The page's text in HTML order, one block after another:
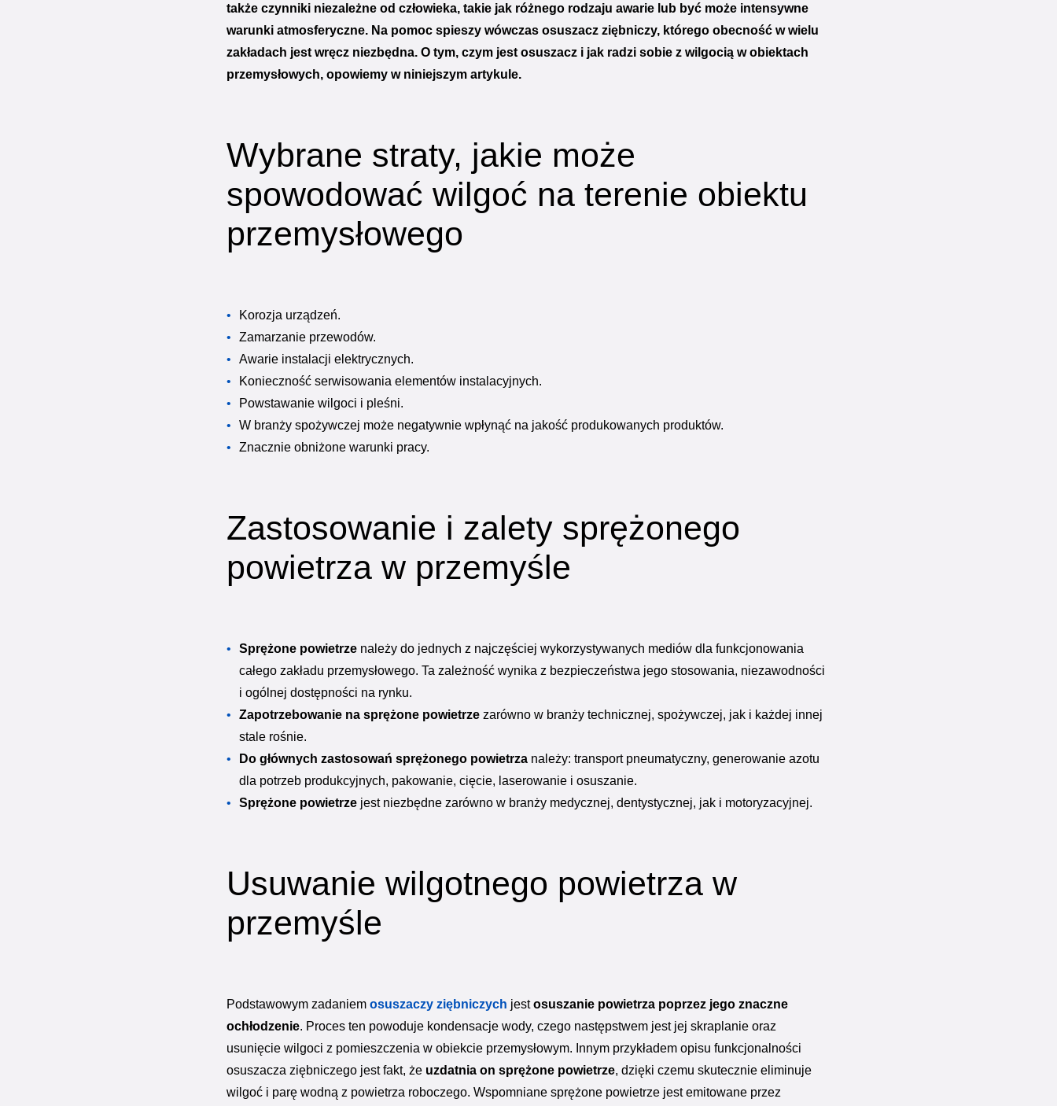
także czynniki niezależne od człowieka, takie jak różnego rodzaju awarie lub być może intensywne
warunki atmosferyczne. Na pomoc spieszy wówczas osuszacz ziębniczy, którego obecność w wielu
zakładach jest wręcz niezbędna. O tym, czym jest osuszacz i jak radzi sobie z wilgocią w obiektach
przemysłowych, opowiemy w niniejszym artykule.
Wybrane straty, jakie może
spowodować wilgoć na terenie obiektu
przemysłowego
Korozja urządzeń.
Zamarzanie przewodów.
Awarie instalacji elektrycznych.
Konieczność serwisowania elementów instalacyjnych.
Powstawanie wilgoci i pleśni.
W branży spożywczej może negatywnie wpłynąć na jakość produkowanych produktów.
Znacznie obniżone warunki pracy.
Zastosowanie i zalety sprężonego
powietrza w przemyśle
Sprężone powietrze należy do jednych z najczęściej wykorzystywanych mediów dla funkcjonowania
całego zakładu przemysłowego. Ta zależność wynika z bezpieczeństwa jego stosowania, niezawodności
i ogólnej dostępności na rynku.
Zapotrzebowanie na sprężone powietrze zarówno w branży technicznej, spożywczej, jak i każdej innej
stale rośnie.
Do głównych zastosowań sprężonego powietrza należy: transport pneumatyczny, generowanie azotu
dla potrzeb produkcyjnych, pakowanie, cięcie, laserowanie i osuszanie.
Sprężone powietrze jest niezbędne zarówno w branży medycznej, dentystycznej, jak i motoryzacyjnej.
Usuwanie wilgotnego powietrza w
przemyśle
Podstawowym zadaniem osuszaczy ziębniczych jestosuszanie powietrza poprzez jego znaczne
ochłodzenie. Proces ten powoduje kondensacje wody, czego następstwem jest jej skraplanie oraz
usunięcie wilgoci z pomieszczenia w obiekcie przemysłowym. Innym przykładem opisu funkcjonalności
osuszacza ziębniczego jest fakt, że uzdatnia on sprężone powietrze, dzięki czemu skutecznie eliminuje
wilgoć i parę wodną z powietrza roboczego. Wspomniane sprężone powietrze jest emitowane przez